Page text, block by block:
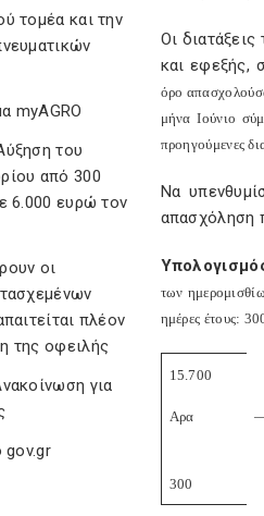
τομέα και την
myAGRO
του
από 300
6.000 ευρώ τον
οι
πλέον
της οφειλής
για
gov.gr
Οι
και εφεξής,
όρο
μήνα Ιούνιο
προηγούμενες
Να
απασχόληση
των
ημέρες έτους:
15.700
Αρα
300